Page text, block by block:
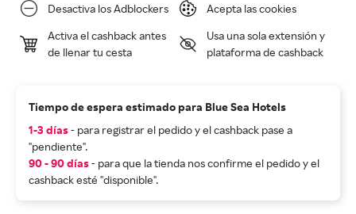
Desactiva los Adblockers Acepta las cookies
Activa el cashback antes
de llenar tu cesta
Usa una sola extensión y
plataforma de cashback
Tiempo de espera estimado para Blue Sea Hotels
1-3 días- para registrar el pedido y el cashback pase a
"pendiente".
90 - 90 días- para que la tienda nos confirme el pedido y el
cashback esté "disponible".